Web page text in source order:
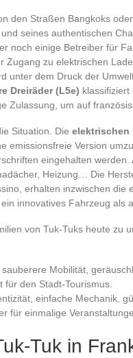
den Straßen Bangkoks
seines authentischen
noch einige Betreiber für
Zugang zu elektrischen
unter dem Druck der
Dreiräder (L5e)
Zulassung, um auf
Situation. Die elektrischen
emissionsfreie Version
eingehalten
Heizung… Die
erhalten inzwischen die
innovatives Fahrzeug als
von Tuk-Tuks heute zu
sauberere Mobilität,
für den Stadt-Tourismus.
einfache Mechanik,
für einmalige
Tuk in